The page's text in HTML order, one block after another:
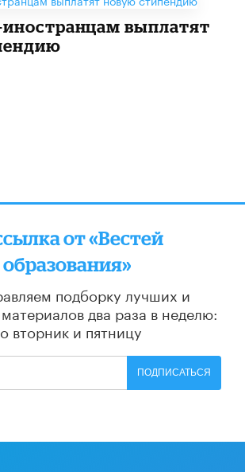
выплатят
от «Вестей
образования»
подборку лучших и
два раза в неделю:
вторник и пятницу
ПОДПИСАТЬСЯ